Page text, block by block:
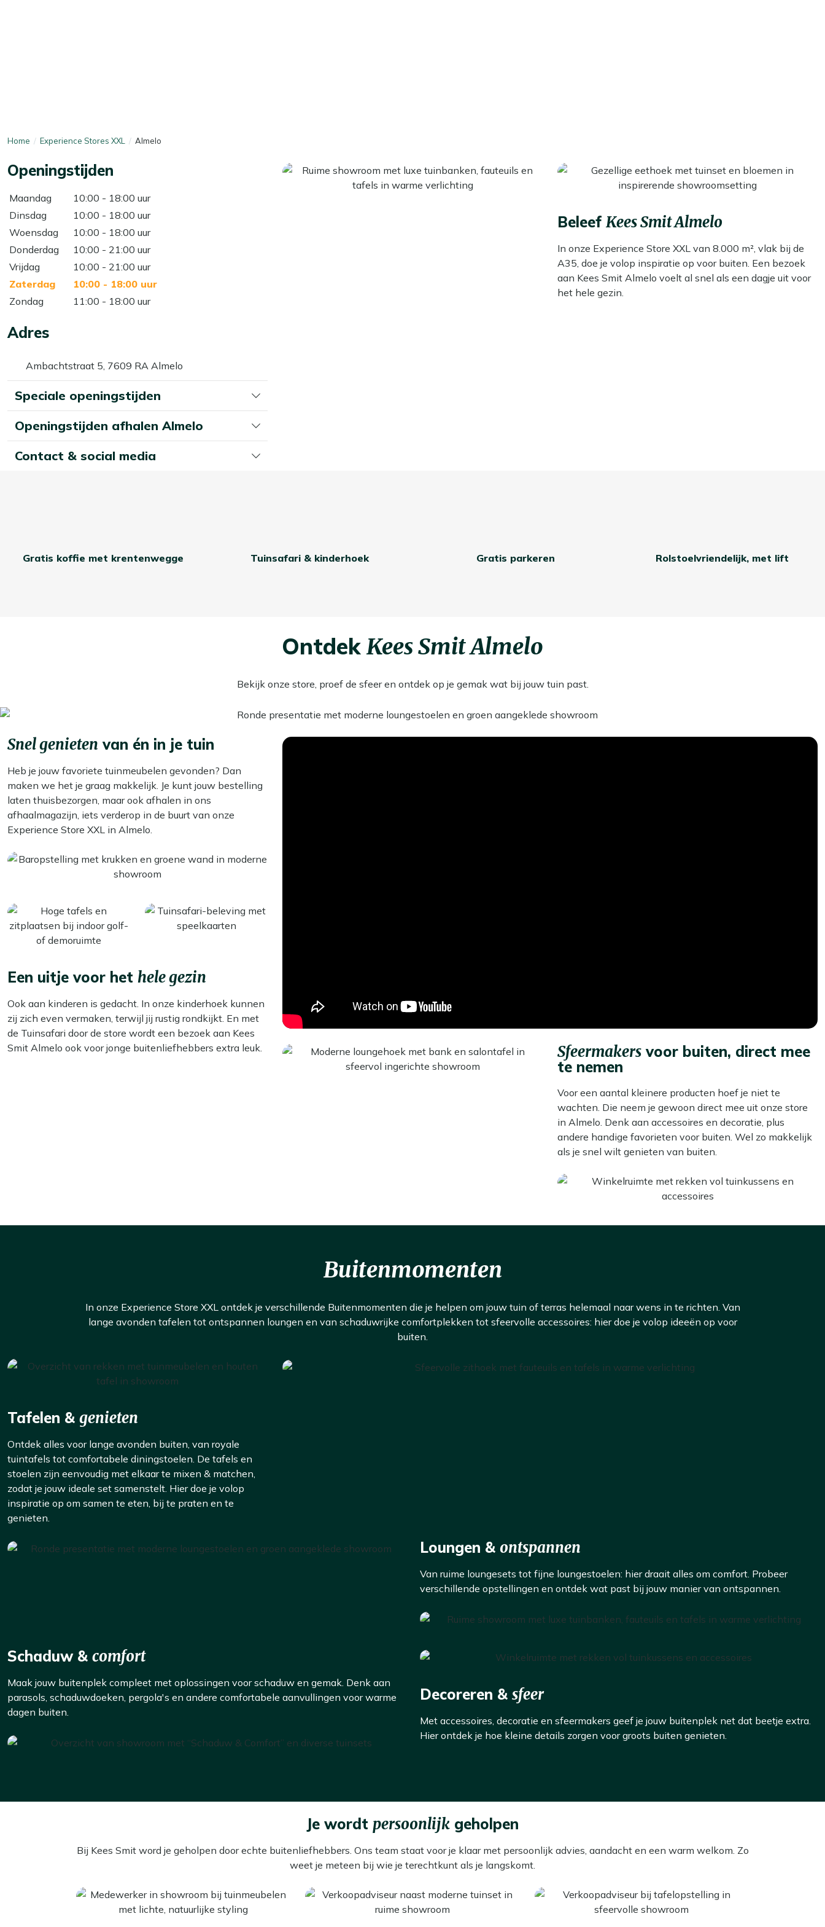
Home Experience Stores XXL Almelo
Openingstijden
Maandag
10:00 - 18:00 uur
Dinsdag
10:00 - 18:00 uur
Woensdag
10:00 - 18:00 uur
Donderdag
10:00 - 21:00 uur
Vrijdag
10:00 - 21:00 uur
Zaterdag
10:00 - 18:00 uur
Zondag
11:00 - 18:00 uur
Adres
Ambachtstraat 5, 7609 RA Almelo
Speciale openingstijden
Openingstijden afhalen Almelo
Contact & social media
Beleef Kees Smit Almelo
In onze Experience Store XXL van 8.000 m², vlak bij de
A35, doe je volop inspiratie op voor buiten. Een bezoek
aan Kees Smit Almelo voelt al snel als een dagje uit voor
het hele gezin.
Gratis koffie met krentenwegge Tuinsafari & kinderhoek Gratis parkeren Rolstoelvriendelijk, met lift
OntdekKees Smit Almelo
Bekijk onze store, proef de sfeer en ontdek op je gemak wat bij jouw tuin past.
Snel genieten van én in je tuin
Heb je jouw favoriete tuinmeubelen gevonden? Dan
maken we het je graag makkelijk. Je kunt jouw bestelling
laten thuisbezorgen, maar ook afhalen in ons
afhaalmagazijn, iets verderop in de buurt van onze
Experience Store XXL in Almelo.
Een uitje voor het hele gezin
Ook aan kinderen is gedacht. In onze kinderhoek kunnen
zij zich even vermaken, terwijl jij rustig rondkijkt. En met
de Tuinsafari door de store wordt een bezoek aan Kees
Smit Almelo ook voor jonge buitenliefhebbers extra leuk.
Sfeermakers voor buiten, direct mee
te nemen
Voor een aantal kleinere producten hoef je niet te
wachten. Die neem je gewoon direct mee uit onze store
in Almelo. Denk aan accessoires en decoratie, plus
andere handige favorieten voor buiten. Wel zo makkelijk
als je snel wilt genieten van buiten.
Buitenmomenten
In onze Experience Store XXL ontdek je verschillende Buitenmomenten die je helpen om jouw tuin of terras helemaal naar wens in te richten. Van
lange avonden tafelen tot ontspannen loungen en van schaduwrijke comfortplekken tot sfeervolle accessoires: hier doe je volop ideeën op voor
buiten.
Tafelen & genieten
Ontdek alles voor lange avonden buiten, van royale
tuintafels tot comfortabele diningstoelen. De tafels en
stoelen zijn eenvoudig met elkaar te mixen & matchen,
zodat je jouw ideale set samenstelt. Hier doe je volop
inspiratie op om samen te eten, bij te praten en te
genieten.
Loungen & ontspannen
Van ruime loungesets tot fijne loungestoelen: hier draait alles om comfort. Probeer
verschillende opstellingen en ontdek wat past bij jouw manier van ontspannen.
Schaduw & comfort
Maak jouw buitenplek compleet met oplossingen voor schaduw en gemak. Denk aan
parasols, schaduwdoeken, pergola's en andere comfortabele aanvullingen voor warme
dagen buiten.
Decoreren & sfeer
Met accessoires, decoratie en sfeermakers geef je jouw buitenplek net dat beetje extra.
Hier ontdek je hoe kleine details zorgen voor groots buiten genieten.
Je wordt persoonlijk geholpen
Bij Kees Smit word je geholpen door echte buitenliefhebbers. Ons team staat voor je klaar met persoonlijk advies, aandacht en een warm welkom. Zo
weet je meteen bij wie je terechtkunt als je langskomt.